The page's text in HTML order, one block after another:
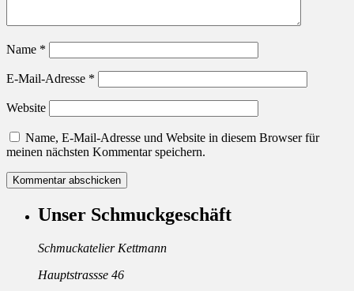
Name *
E-Mail-Adresse *
Website
Name, E-Mail-Adresse und Website in diesem Browser für
meinen nächsten Kommentar speichern.
Unser Schmuckgeschäft
Schmuckatelier Kettmann
Hauptstrassse 46